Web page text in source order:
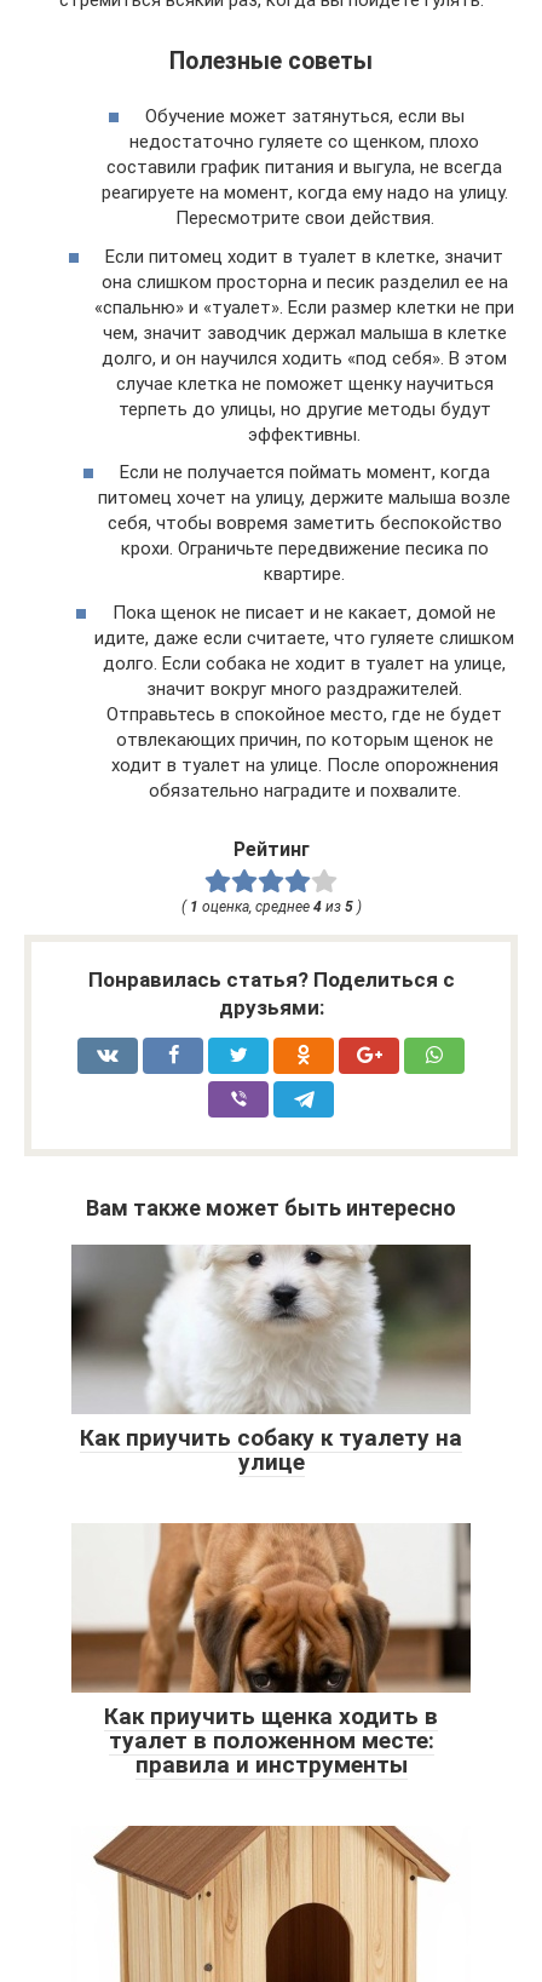
Полезные советы
Обучение может затянуться, если вы
недостаточно гуляете со щенком, плохо
составили график питания и выгула, не всегда
реагируете на момент, когда ему надо на улицу.
Пересмотрите свои действия.
Если питомец ходит в туалет в клетке, значит
она слишком просторна и песик разделил ее на
«спальню» и «туалет». Если размер клетки не при
чем, значит заводчик держал малыша в клетке
долго, и он научился ходить «под себя». В этом
случае клетка не поможет щенку научиться
терпеть до улицы, но другие методы будут
эффективны.
Если не получается поймать момент, когда
питомец хочет на улицу, держите малыша возле
себя, чтобы вовремя заметить беспокойство
крохи. Ограничьте передвижение песика по
квартире.
Пока щенок не писает и не какает, домой не
идите, даже если считаете, что гуляете слишком
долго. Если собака не ходит в туалет на улице,
значит вокруг много раздражителей.
Отправьтесь в спокойное место, где не будет
отвлекающих причин, по которым щенок не
ходит в туалет на улице. После опорожнения
обязательно наградите и похвалите.
Рейтинг
( 1 оценка, среднее 4из 5)
Понравилась статья? Поделиться с
друзьями:
Вам также может быть интересно
Как приучить собаку к туалету на
улице
Как приучить щенка ходить в
туалет в положенном месте:
правила и инструменты